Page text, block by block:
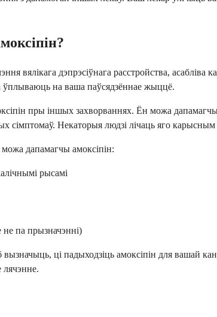
вялікага дэпрэсіўнага расстройства,
ўплываюць на ваша паўсядзённае жыццё.
пры іншых захворваннях. Ён можа
сімптомаў. Некаторыя людзі лічаць яго
дапамагчы амоксіпін:
рысамі
па прызначэнні)
ці падыходзіць амоксіпін для вашай
лячэнне.